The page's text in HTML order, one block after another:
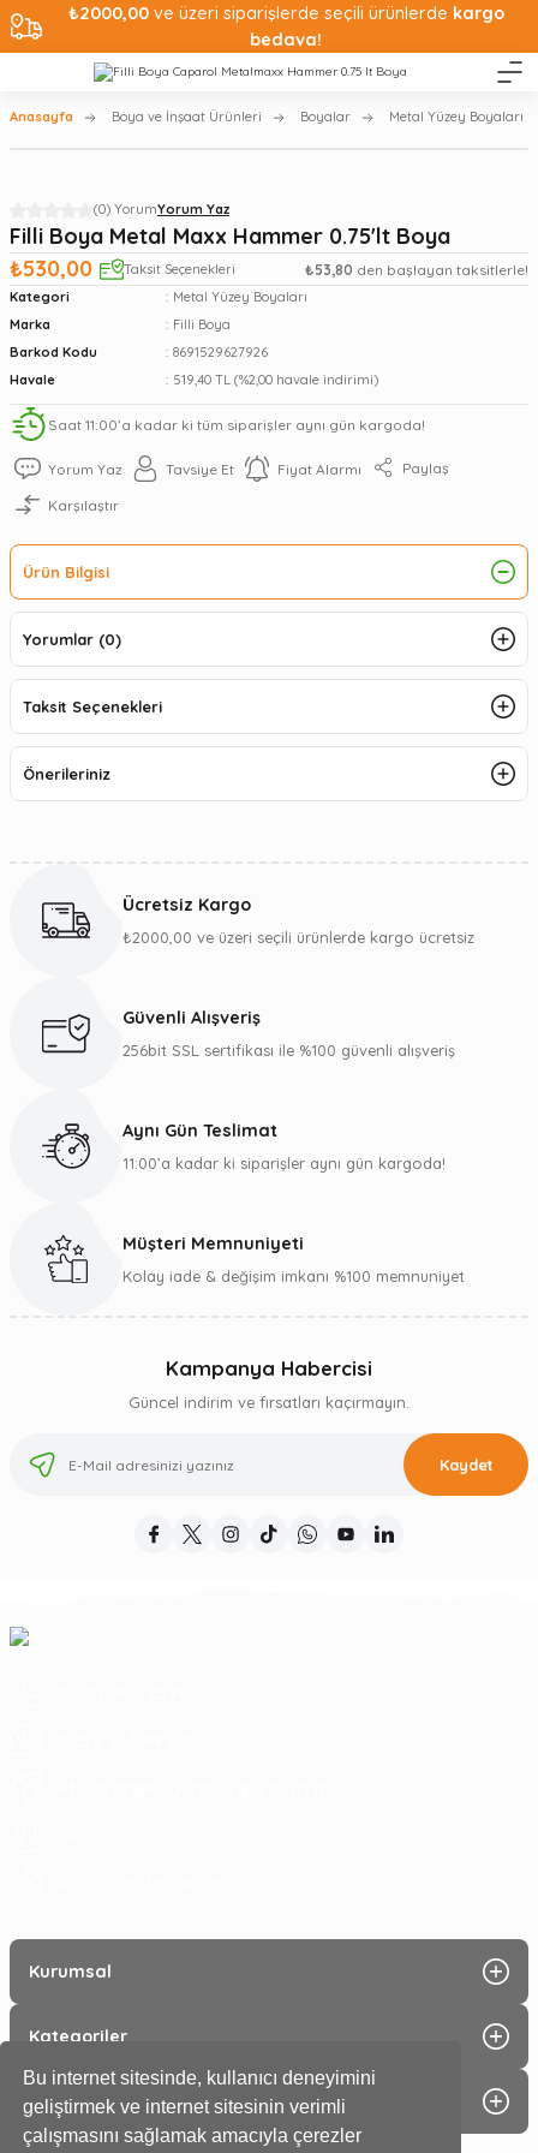
Bu internet sitesinde, kullanıcı deneyimini
geliştirmek ve internet sitesinin verimli
çalışmasını sağlamak amacıyla çerezler
₺2000,00ve üzeri siparişlerde seçili ürünlerde kargo
bedava!
Anasayfa Boya ve İnşaat Ürünleri Boyalar Metal Yüzey Boyaları
(0) YorumYorum Yaz
Filli Boya Metal Maxx Hammer 0.75'lt Boya
₺530,00
Taksit Seçenekleri ₺53,80 den başlayan taksitlerle!
Kategori
Metal Yüzey Boyaları
Marka
Filli Boya
Barkod Kodu
8691529627926
Havale
519,40 TL (%2,00 havale indirimi)
Saat 11:00’a kadar ki tüm siparişler aynı gün kargoda!
Yorum Yaz Tavsiye Et Fiyat Alarmı Paylaş
Karşılaştır
Ürün Bilgisi
Yorumlar (0)
Taksit Seçenekleri
Önerileriniz
Ücretsiz Kargo
₺2000,00 ve üzeri seçili ürünlerde kargo ücretsiz
Güvenli Alışveriş
256bit SSL sertifikası ile %100 güvenli alışveriş
Aynı Gün Teslimat
11:00’a kadar ki siparişler aynı gün kargoda!
Müşteri Memnuniyeti
Kolay iade & değişim imkanı %100 memnuniyet
Kampanya Habercisi
Güncel indirim ve fırsatları kaçırmayın.
Kaydet
Kurumsal
Kategoriler
Alışveriş